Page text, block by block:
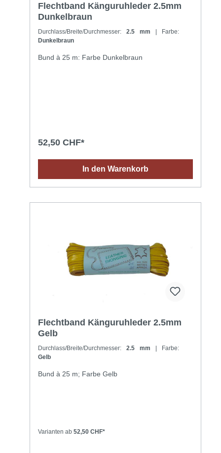
Flechtband Känguruhleder 2.5mm
Dunkelbraun
Durchlass/Breite/Durchmesser: 2.5 mm
| Farbe:
Dunkelbraun
Bund à 25 m: Farbe Dunkelbraun
52,50 CHF*
In den Warenkorb
Flechtband Känguruhleder 2.5mm
Gelb
Durchlass/Breite/Durchmesser: 2.5 mm
| Farbe:
Gelb
Bund à 25 m; Farbe Gelb
Varianten ab 52,50 CHF*